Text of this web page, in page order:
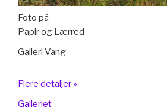
Foto på
Papir og Lærred
Galleri Vang
Flere detaljer »
Galleriet